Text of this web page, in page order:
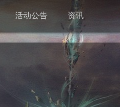
活动公告 资讯